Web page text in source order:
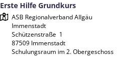
Erste Hilfe Grundkurs
ASB Regionalverband Allgäu
Immenstadt
Schützenstraße  1
87509 Immenstadt
Schulungsraum im 2. Obergeschoss